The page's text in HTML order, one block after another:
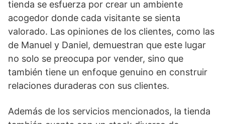
tienda se esfuerza por crear un ambiente
acogedor donde cada visitante se sienta
valorado. Las opiniones de los clientes, como las
de Manuel y Daniel, demuestran que este lugar
no solo se preocupa por vender, sino que
también tiene un enfoque genuino en construir
relaciones duraderas con sus clientes.
Además de los servicios mencionados, la tienda